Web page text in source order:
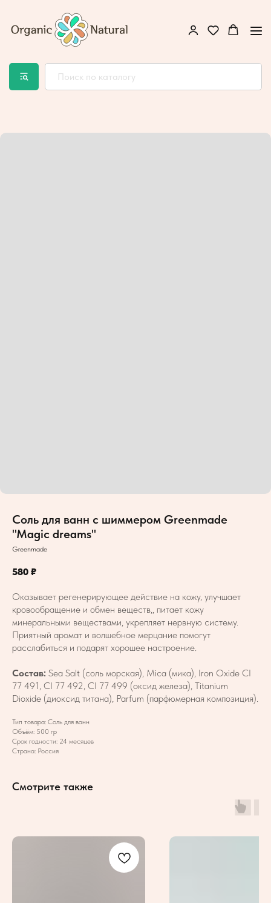
Соль для ванн с шиммером Greenmade
"Magic dreams"
Greenmade
580 ₽
Оказывает регенерирующее действие на кожу, улучшает
кровообращение и обмен веществ,, питает кожу
минеральными веществами, укрепляет нервную систему.
Приятный аромат и волшебное мерцание помогут
расслабиться и подарят хорошее настроение.
Состав: Sea Salt (соль морская), Mica (мика), Iron Oxide CI
77 491, CI 77 492, CI 77 499 (оксид железа), Titanium
Dioxide (диоксид титана), Parfum (парфюмерная композиция).
Тип товара: Соль для ванн
Объём: 500 гр
Срок годности: 24 месяцев
Страна: Россия
Смотрите также